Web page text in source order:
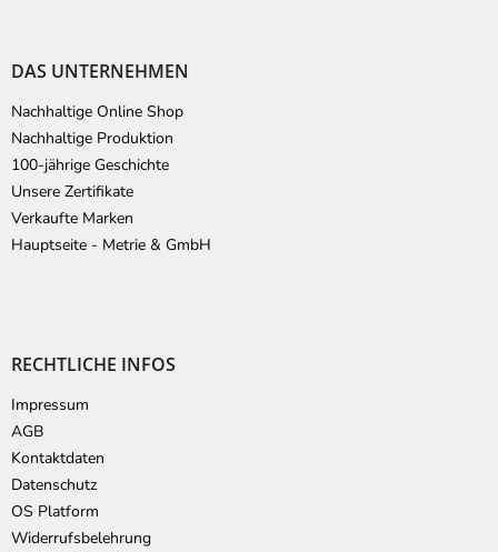
DAS UNTERNEHMEN
Nachhaltige Online Shop
Nachhaltige Produktion
100-jährige Geschichte
Unsere Zertifikate
Verkaufte Marken
Hauptseite - Metrie & GmbH
RECHTLICHE INFOS
Impressum
AGB
Kontaktdaten
Datenschutz
OS Platform
Widerrufsbelehrung